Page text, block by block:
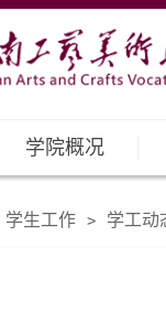
学院概况
学生工作 > 学工动